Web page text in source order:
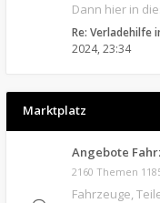
Dann hier in
Re: Verladehilfe
2024, 23:34
Marktplatz
Angebote
2160 Themen
Fahrzeuge,